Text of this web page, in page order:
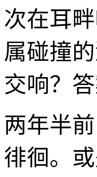
次在耳
属碰撞
交响？
两年半
徘徊。